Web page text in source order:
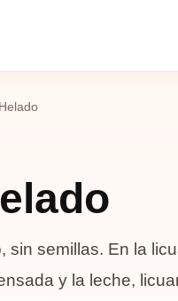
sin semillas. En la
y la leche,